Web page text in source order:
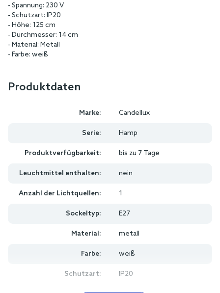
- Spannung: 230 V
- Schutzart: IP20
- Höhe: 125 cm
- Durchmesser: 14 cm
- Material: Metall
- Farbe: weiß
Produktdaten
Marke: Candellux
Serie: Hamp
Produktverfügbarkeit: bis zu 7 Tage
Leuchtmittel enthalten: nein
Anzahl der Lichtquellen: 1
Sockeltyp: E27
Material: metall
Farbe: weiß
Schutzart: IP20